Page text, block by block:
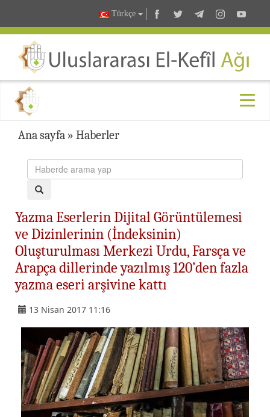
Türkçe
Ana sayfa » Haberler
Yazma Eserlerin Dijital Görüntülemesi
ve Dizinlerinin (İndeksinin)
Oluşturulması Merkezi Urdu, Farsça ve
Arapça dillerinde yazılmış 120’den fazla
yazma eseri arşivine kattı
13 Nisan 2017 11:16